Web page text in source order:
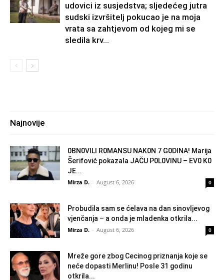
udovici iz susjedstva; sljedećeg jutra
sudski izvršitelj pokucao je na moja
vrata sa zahtjevom od kojeg mi se
sledila krv...
Najnovije
0BN0VlLl R0MANSU NAK0N 7 G0DlNA! Marija
Šerifović pokazala JAČU P0L0VINU – EV0 K0
JE...
Mirza D. - August 6, 2026 0
Probudila sam se ćelava na dan sinovljevog
vjenčanja – a onda je mladenka otkrila...
Mirza D. - August 6, 2026 0
Mreže gore zbog Cecinog priznanja koje se
neće dopasti Merlinu! Posle 31 godinu
otkrila...